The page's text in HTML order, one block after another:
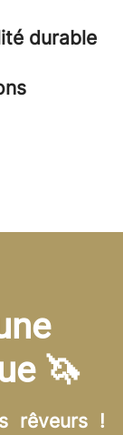
durable
🦄
rêveurs !